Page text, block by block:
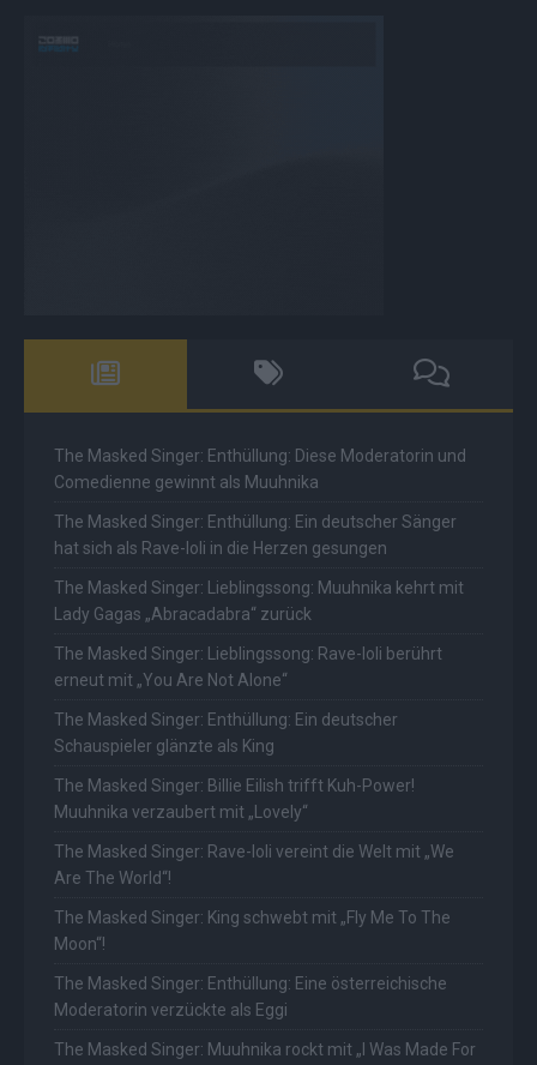
The Masked Singer: Enthüllung: Diese Moderatorin und
Comedienne gewinnt als Muuhnika
The Masked Singer: Enthüllung: Ein deutscher Sänger
hat sich als Rave-Ioli in die Herzen gesungen
The Masked Singer: Lieblingssong: Muuhnika kehrt mit
Lady Gagas „Abracadabra“ zurück
The Masked Singer: Lieblingssong: Rave-Ioli berührt
erneut mit „You Are Not Alone“
The Masked Singer: Enthüllung: Ein deutscher
Schauspieler glänzte als King
The Masked Singer: Billie Eilish trifft Kuh-Power!
Muuhnika verzaubert mit „Lovely“
The Masked Singer: Rave-Ioli vereint die Welt mit „We
Are The World“!
The Masked Singer: King schwebt mit „Fly Me To The
Moon“!
The Masked Singer: Enthüllung: Eine österreichische
Moderatorin verzückte als Eggi
The Masked Singer: Muuhnika rockt mit „I Was Made For